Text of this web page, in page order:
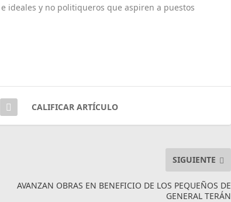
ideales y no politiqueros que aspiren a puestos
CALIFICAR ARTÍCULO
SIGUIENTE
AVANZAN OBRAS EN BENEFICIO DE LOS PEQUEÑOS DE
GENERAL TERÁN